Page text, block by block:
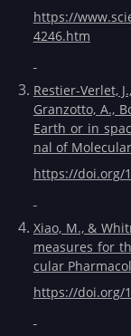
https://
4246.htm
Restier-Verlet,
Granzotto, A.,
Earth or in
nal of
https://doi.org/
Xiao, M., &
measures for
cular
https://doi.org/